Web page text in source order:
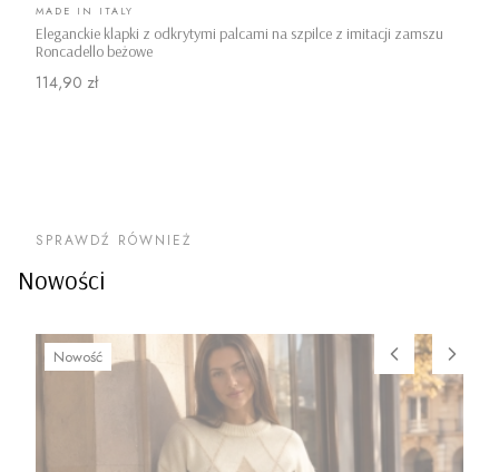
Eleganckie klapki z odkrytymi palcami na szpilce z imitacji zamszu
Roncadello beżowe
PRODUCENT
MADE IN ITALY
Cena
114,90 zł
Nowości
SPRAWDŹ RÓWNIEŻ
Nowość